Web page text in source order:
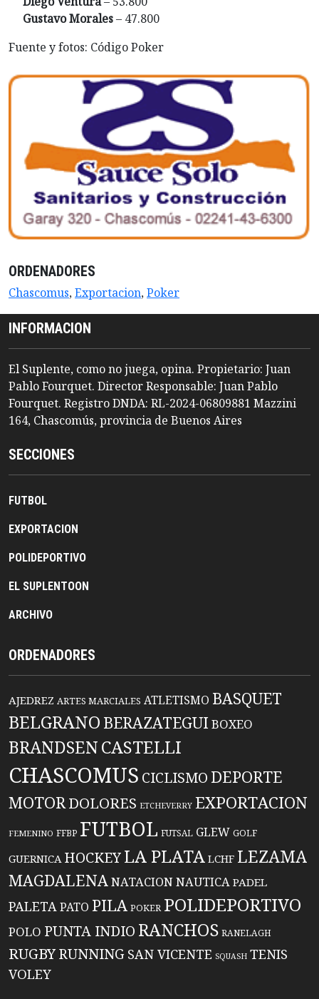
Gustavo Morales– 47.800
Fuente y fotos: Código Poker
ORDENADORES
Chascomus,Exportacion,Poker
INFORMACION
El Suplente, como no juega, opina. Propietario: Juan
Pablo Fourquet. Director Responsable: Juan Pablo
Fourquet. Registro DNDA: RL-2024-06809881 Mazzini
164, Chascomús, provincia de Buenos Aires
SECCIONES
FUTBOL
EXPORTACION
POLIDEPORTIVO
EL SUPLENTOON
ARCHIVO
ORDENADORES
AJEDREZ ARTES MARCIALES ATLETISMO BASQUET
BELGRANO BERAZATEGUIBOXEO
BRANDSENCASTELLI
CHASCOMUS CICLISMO DEPORTE
MOTORDOLORES ETCHEVERRY EXPORTACION
FEMENINO FFBP FUTBOL FUTSAL GLEW GOLF
GUERNICA HOCKEYLA PLATA LCHF LEZAMA
MAGDALENANATACIONNAUTICA PADEL
PALETAPATO PILA POKER POLIDEPORTIVO
POLO PUNTA INDIO RANCHOS RANELAGH
RUGBYRUNNING SAN VICENTE SQUASH TENIS
VOLEY